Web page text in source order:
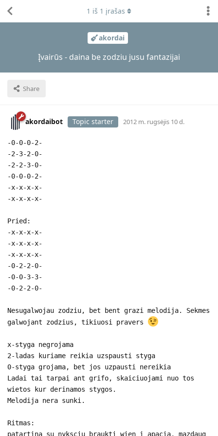
akordai
Įvairūs - daina be zodziu jusu fantazijai
Share
1 iš 1 įrašas
akordaibot Topic starter 2012 m. rugsėjis 10 d.
-0-0-0-2-
-2-3-2-0-
-2-2-3-0-
-0-0-0-2-
-x-x-x-x-
-x-x-x-x-
Pried:
-x-x-x-x-
-x-x-x-x-
-x-x-x-x-
-0-2-2-0-
-0-0-3-3-
-0-2-2-0-
Nesugalwojau zodziu, bet bent grazi melodija. Sekmes
galwojant zodzius, tikiuosi pravers
x-styga negrojama
2-ladas kuriame reikia uzspausti styga
0-styga grojama, bet jos uzpausti nereikia
Ladai tai tarpai ant grifo, skaiciuojami nuo tos
wietos kur derinamos stygos.
Melodija nera sunki.
Ritmas:
patartina su nyksciu braukti wien i apacia, mazdaug